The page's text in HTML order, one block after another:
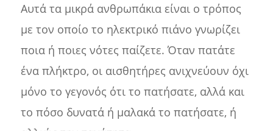
Αυτά τα μικρά ανθρωπάκια είναι ο τρόπος
με τον οποίο το ηλεκτρικό πιάνο γνωρίζει
ποια ή ποιες νότες παίζετε. Όταν πατάτε
ένα πλήκτρο, οι αισθητήρες ανιχνεύουν όχι
μόνο το γεγονός ότι το πατήσατε, αλλά και
το πόσο δυνατά ή μαλακά το πατήσατε, ή